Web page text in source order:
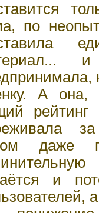
по
А она,
рейтинг
даже
и